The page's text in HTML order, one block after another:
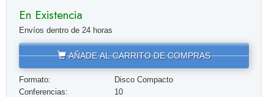
En Existencia
Envíos dentro de 24 horas
AÑADE AL CARRITO DE COMPRAS
Formato:
Disco Compacto
Conferencias:
10